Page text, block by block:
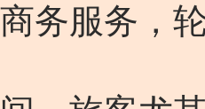
务服务，